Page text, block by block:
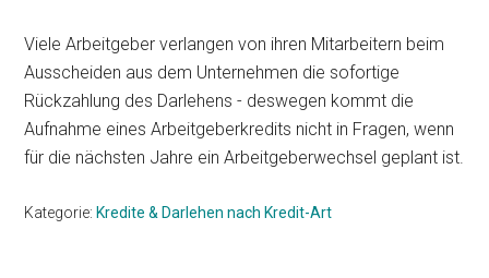
Viele Arbeitgeber verlangen von ihren Mitarbeitern beim
Ausscheiden aus dem Unternehmen die sofortige
Rückzahlung des Darlehens - deswegen kommt die
Aufnahme eines Arbeitgeberkredits nicht in Fragen, wenn
für die nächsten Jahre ein Arbeitgeberwechsel geplant ist.
Kategorie: Kredite & Darlehen nach Kredit-Art